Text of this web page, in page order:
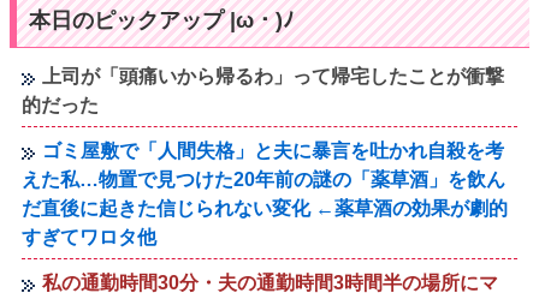
本日のピックアップ |ω・)ﾉ
上司が「頭痛いから帰るわ」って帰宅したことが衝撃
的だった
ゴミ屋敷で「人間失格」と夫に暴言を吐かれ自殺を考
えた私…物置で見つけた20年前の謎の「薬草酒」を飲ん
だ直後に起きた信じられない変化 ←薬草酒の効果が劇的
すぎてワロタ他
私の通勤時間30分・夫の通勤時間3時間半の場所にマ